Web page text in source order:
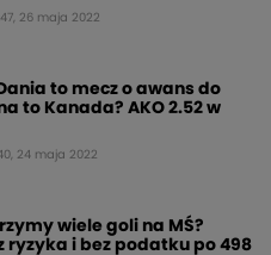
26 maja 2022
to mecz o awans do
to Kanada? AKO 2.52 w
24 maja 2022
wiele goli na MŚ?
ryzyka i bez podatku po 498